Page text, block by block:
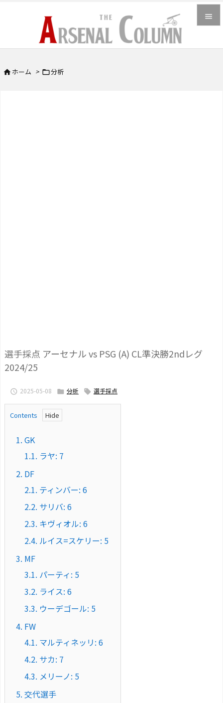

メニュ
 ホーム > 分析
選手採点 アーセナル vs PSG (A) CL準決勝2ndレグ
2024/25
 2025-05-08  分析  選手採点
Contents
1. GK
1.1. ラヤ: 7
2. DF
2.1. ティンバー: 6
2.2. サリバ: 6
2.3. キヴィオル: 6
2.4. ルイス=スケリー: 5
3. MF
3.1. パーティ: 5
3.2. ライス: 6
3.3. ウーデゴール: 5
4. FW
4.1. マルティネッリ: 6
4.2. サカ: 7
4.3. メリーノ: 5
5. 交代選手